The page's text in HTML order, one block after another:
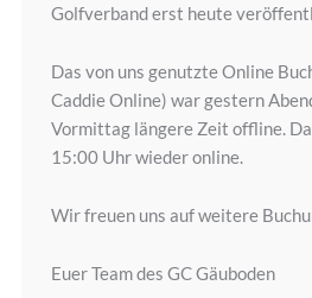
Golfverband erst heute
Das von uns genutzte Online
Caddie Online) war gestern
Vormittag längere Zeit offline.
15:00 Uhr wieder online.
Wir freuen uns auf weitere
Euer Team des GC Gäuboden